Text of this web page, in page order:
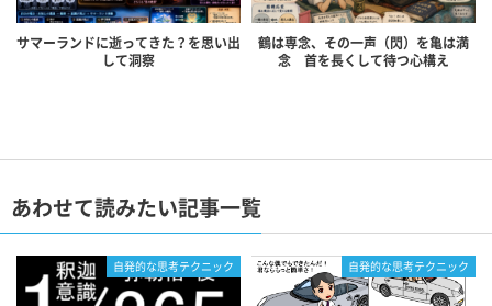
サマーランドに逝ってきた？を思い出
して洞察
鶴は専念、その一声（閃）を亀は満
念 首を長くして待つ心構え
あわせて読みたい記事一覧
自発的な思考テクニック 自発的な思考テクニック